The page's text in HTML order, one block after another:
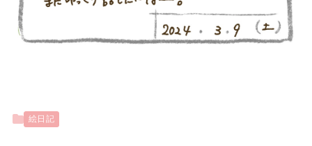
絵日記